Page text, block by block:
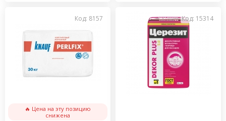
Код: 8157
🔥 Цена на эту позицию
снижена
Код: 15314